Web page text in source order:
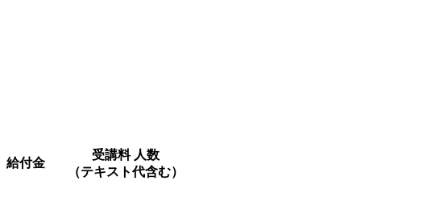
給付金
受講料 人数
（テキスト代含む）